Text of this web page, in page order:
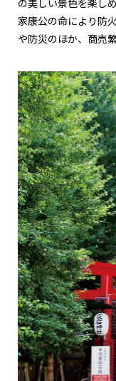
の美しい景色を楽し
家康公の命により防
や防災のほか、商売